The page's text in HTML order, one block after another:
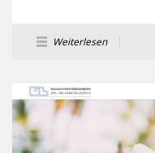
Weiterlesen